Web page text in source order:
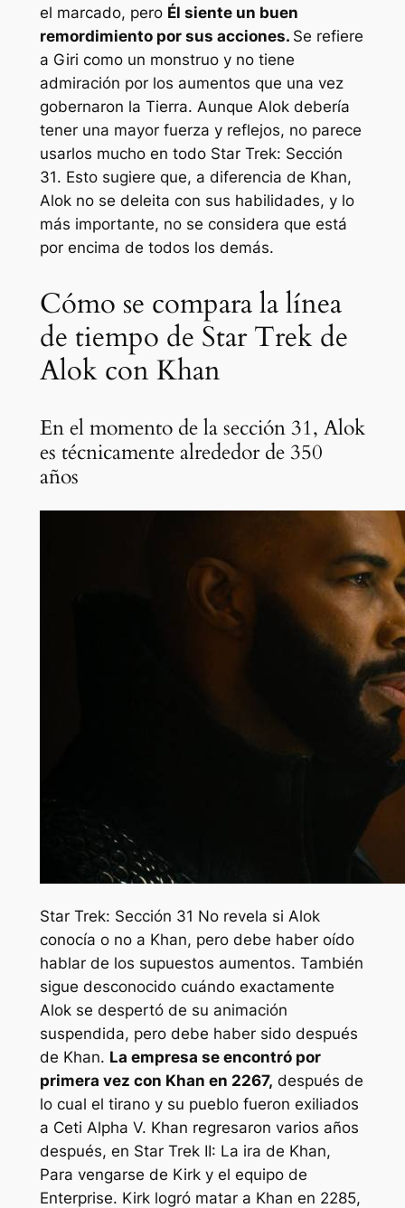
el marcado, pero Él siente un buen
remordimiento por sus acciones. Se refiere
a Giri como un monstruo y no tiene
admiración por los aumentos que una vez
gobernaron la Tierra. Aunque Alok debería
tener una mayor fuerza y ​​reflejos, no parece
usarlos mucho en todo Star Trek: Sección
31. Esto sugiere que, a diferencia de Khan,
Alok no se deleita con sus habilidades, y lo
más importante, no se considera que está
por encima de todos los demás.
Cómo se compara la línea
de tiempo de Star Trek de
Alok con Khan
En el momento de la sección 31, Alok
es técnicamente alrededor de 350
años
Star Trek: Sección 31 No revela si Alok
conocía o no a Khan, pero debe haber oído
hablar de los supuestos aumentos. También
sigue desconocido cuándo exactamente
Alok se despertó de su animación
suspendida, pero debe haber sido después
de Khan. La empresa se encontró por
primera vez con Khan en 2267, después de
lo cual el tirano y su pueblo fueron exiliados
a Ceti Alpha V. Khan regresaron varios años
después, en Star Trek II: La ira de Khan,
Para vengarse de Kirk y el equipo de
Enterprise. Kirk logró matar a Khan en 2285,